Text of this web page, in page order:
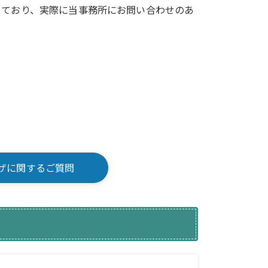
おり、実際に当事務所にお問い合わせのあ
に関するご質問